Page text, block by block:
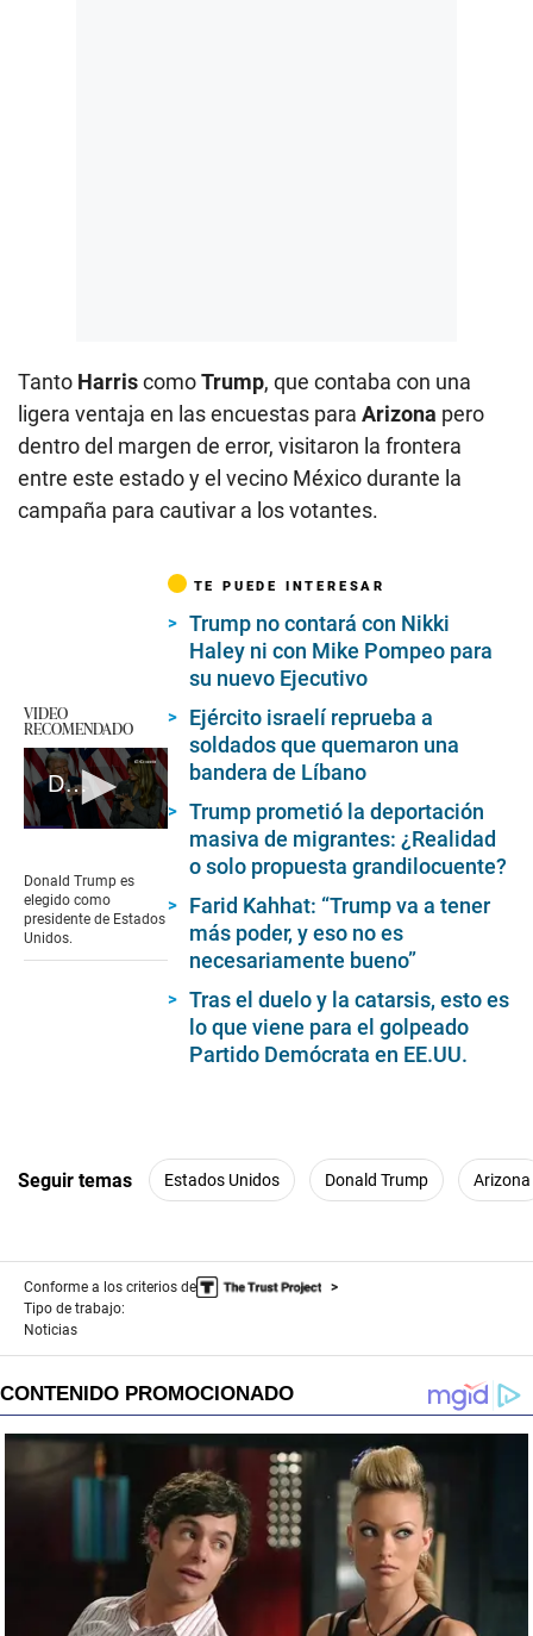
Tanto HarriscomoTrump, que contaba con una
ligera ventaja en las encuestas para Arizona pero
dentro del margen de error, visitaron la frontera
entre este estado y el vecino México durante la
campaña para cautivar a los votantes.
VIDEO
RECOMENDADO
Donald Trump elegido como presidente de Estados Unidos
of
1
minute,
34
Donald Trump es
elegido como
presidente de Estados
Unidos.
TE PUEDE INTERESAR
Trump no contará con Nikki
Haley ni con Mike Pompeo para
su nuevo Ejecutivo
Ejército israelí reprueba a
soldados que quemaron una
bandera de Líbano
Trump prometió la deportación
masiva de migrantes: ¿Realidad
o solo propuesta grandilocuente?
Farid Kahhat: “Trump va a tener
más poder, y eso no es
necesariamente bueno”
Tras el duelo y la catarsis, esto es
lo que viene para el golpeado
Partido Demócrata en EE.UU.
Seguir temas Estados Unidos Donald Trump Arizona
Conforme a los criterios de
Tipo de trabajo:
Noticias